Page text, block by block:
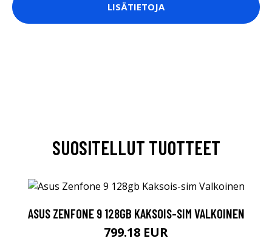
LISÄTIETOJA
SUOSITELLUT TUOTTEET
ASUS ZENFONE 9 128GB KAKSOIS-SIM VALKOINEN
799.18 EUR